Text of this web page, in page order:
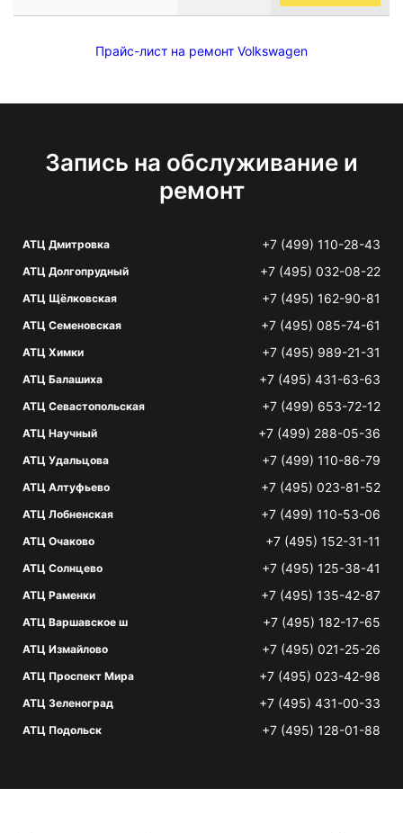
Прайс-лист на ремонт Volkswagen
Запись на обслуживание и
ремонт
АТЦ Дмитровка +7 (499) 110-28-43
АТЦ Долгопрудный +7 (495) 032-08-22
АТЦ Щёлковская +7 (495) 162-90-81
АТЦ Семеновская +7 (495) 085-74-61
АТЦ Химки +7 (495) 989-21-31
АТЦ Балашиха +7 (495) 431-63-63
АТЦ Севастопольская +7 (499) 653-72-12
АТЦ Научный +7 (499) 288-05-36
АТЦ Удальцова +7 (499) 110-86-79
АТЦ Алтуфьево +7 (495) 023-81-52
АТЦ Лобненская +7 (499) 110-53-06
АТЦ Очаково +7 (495) 152-31-11
АТЦ Солнцево +7 (495) 125-38-41
АТЦ Раменки +7 (495) 135-42-87
АТЦ Варшавское ш +7 (495) 182-17-65
АТЦ Измайлово +7 (495) 021-25-26
АТЦ Проспект Мира +7 (495) 023-42-98
АТЦ Зеленоград +7 (495) 431-00-33
АТЦ Подольск +7 (495) 128-01-88